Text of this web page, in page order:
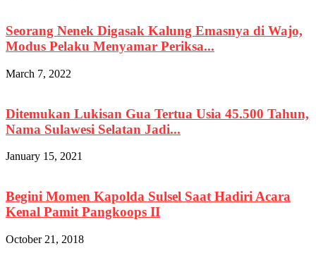
Seorang Nenek Digasak Kalung Emasnya di Wajo,
Modus Pelaku Menyamar Periksa...
March 7, 2022
Ditemukan Lukisan Gua Tertua Usia 45.500 Tahun,
Nama Sulawesi Selatan Jadi...
January 15, 2021
Begini Momen Kapolda Sulsel Saat Hadiri Acara
Kenal Pamit Pangkoops II
October 21, 2018